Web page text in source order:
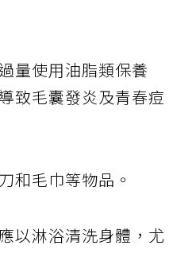
量使用油脂類保養
致毛囊發炎及青春痘
和毛巾等物品。
以淋浴清洗身體，尤